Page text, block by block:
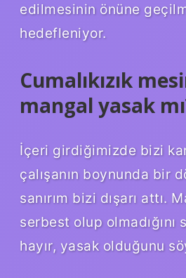
edilmesinin önüne
hedefleniyor.
Cumalıkızık
mangal yasak
İçeri girdiğimizde bizi
çalışanın boynunda bir
sanırım bizi dışarı attı.
serbest olup olmadığını
hayır, yasak olduğunu